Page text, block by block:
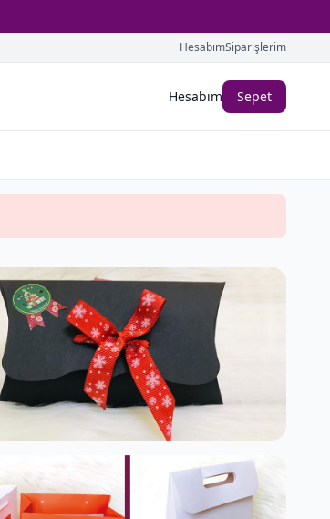
HesabımSiparişlerim
Hesabım Sepet